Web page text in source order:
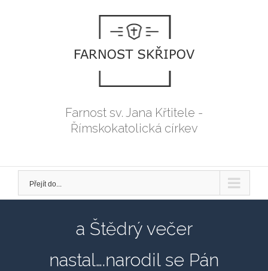
Farnost sv. Jana Křtitele -
Římskokatolická církev
Přejít do...
a Štědrý večer
nastal….narodil se Pán